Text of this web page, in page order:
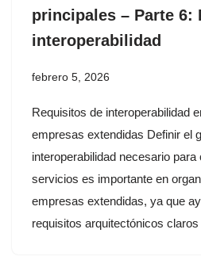
principales – Parte 6:
interoperabilidad
febrero 5, 2026
Requisitos de interoperabilidad
empresas extendidas Definir el
interoperabilidad necesario
servicios es importante en
empresas extendidas, ya que
requisitos arquitectónicos claros